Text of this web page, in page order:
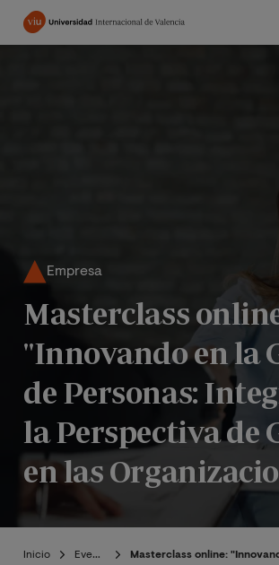
Pasar
Empresa
Masterclass
"Innovando en la
de Personas:
la Perspectiva de
en las
Inicio Eventos Masterclass online: